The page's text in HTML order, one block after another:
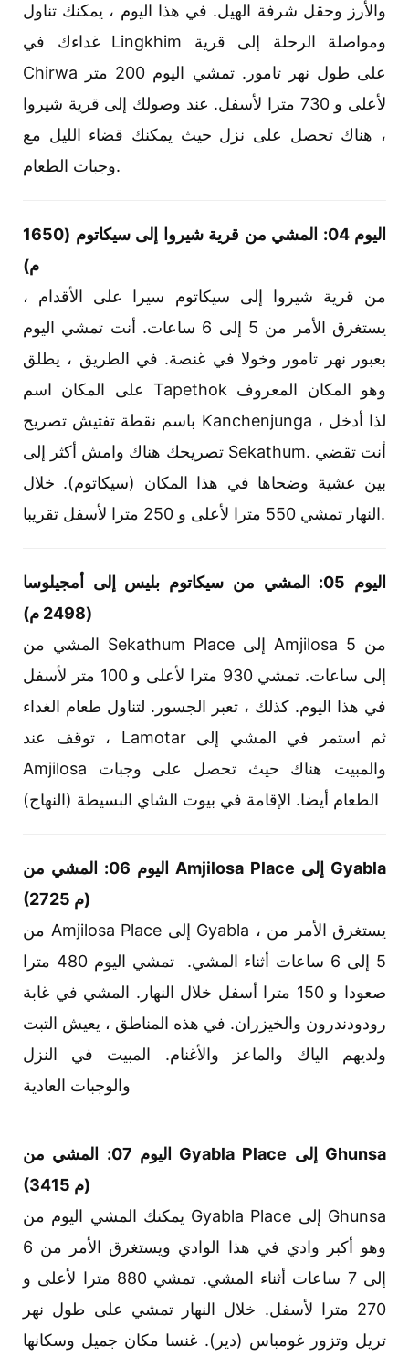
والأرز وحقل شرفة الهيل. في هذا اليوم ، يمكنك تناول
غداءك في Lingkhim ومواصلة الرحلة إلى قرية
Chirwa على طول نهر تامور. تمشي اليوم 200 متر
لأعلى و 730 مترا لأسفل. عند وصولك إلى قرية شيروا
، هناك تحصل على نزل حيث يمكنك قضاء الليل مع
وجبات الطعام.
اليوم 04: المشي من قرية شيروا إلى سيكاتوم (1650
م)
من قرية شيروا إلى سيكاتوم سيرا على الأقدام ،
يستغرق الأمر من 5 إلى 6 ساعات. أنت تمشي اليوم
بعبور نهر تامور وخولا في غنصة. في الطريق ، يطلق
على المكان اسم Tapethok وهو المكان المعروف
باسم نقطة تفتيش تصريح Kanchenjunga ، لذا أدخل
تصريحك هناك وامش أكثر إلى Sekathum. أنت تقضي
بين عشية وضحاها في هذا المكان (سيكاتوم). خلال
النهار تمشي 550 مترا لأعلى و 250 مترا لأسفل تقريبا.
اليوم 05: المشي من سيكاتوم بليس إلى أمجيلوسا
(2498 م)
المشي من Sekathum Place إلى Amjilosa من 5
إلى ساعات. تمشي 930 مترا لأعلى و 100 متر لأسفل
في هذا اليوم. كذلك ، تعبر الجسور. لتناول طعام الغداء
، توقف عند Lamotar ثم استمر في المشي إلى
Amjilosa والمبيت هناك حيث تحصل على وجبات
الطعام أيضا. الإقامة في بيوت الشاي البسيطة (النهاج)
اليوم 06: المشي من Amjilosa Place إلى Gyabla
(2725 م)
من Amjilosa Place إلى Gyabla ، يستغرق الأمر من
5 إلى 6 ساعات أثناء المشي. تمشي اليوم 480 مترا
صعودا و 150 مترا أسفل خلال النهار. المشي في غابة
رودودندرون والخيزران. في هذه المناطق ، يعيش التبت
ولديهم الياك والماعز والأغنام. المبيت في النزل
والوجبات العادية
اليوم 07: المشي من Gyabla Place إلى Ghunsa
(3415 م)
يمكنك المشي اليوم من Gyabla Place إلى Ghunsa
وهو أكبر وادي في هذا الوادي ويستغرق الأمر من 6
إلى 7 ساعات أثناء المشي. تمشي 880 مترا لأعلى و
270 مترا لأسفل. خلال النهار تمشي على طول نهر
تريل وتزور غومباس (دير). غنسا مكان جميل وسكانها